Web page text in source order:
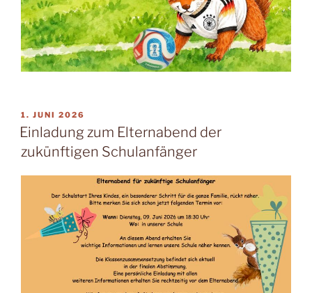
VERÖFFENTLICHT
AM
1. JUNI 2026
Einladung zum Elternabend der
zukünftigen Schulanfänger